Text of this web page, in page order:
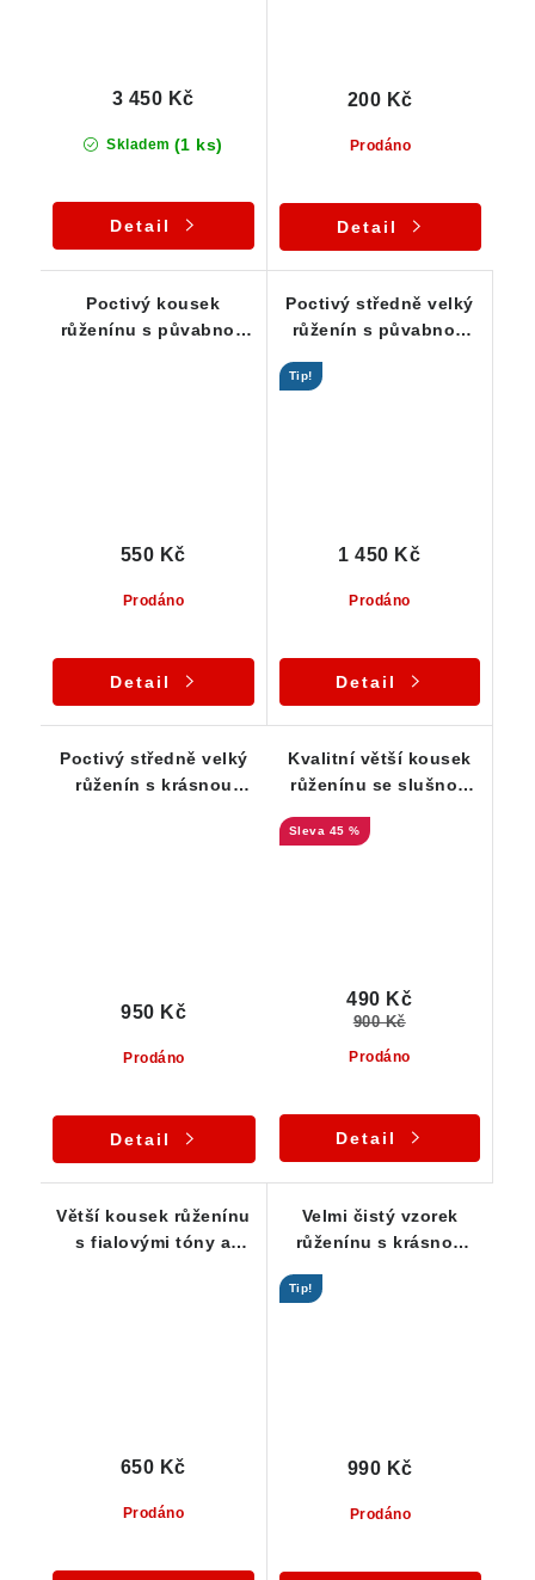
Skladem (1 ks)
3 450 Kč
Detail
Prodáno
200 Kč
Detail
Poctivý kousek
růženínu s půvabnou
Prodáno
550 Kč
Detail
Poctivý středně velký
růženín s půvabnou
Tip!
Prodáno
1 450 Kč
Detail
Poctivý středně velký
růženín s krásnou
Prodáno
950 Kč
Detail
Kvalitní větší kousek
růženínu se slušnou
45 %
Prodáno
490 Kč
900 Kč
Detail
Větší kousek růženínu
s fialovými tóny a
Prodáno
650 Kč
Velmi čistý vzorek
růženínu s krásnou
Tip!
Prodáno
990 Kč